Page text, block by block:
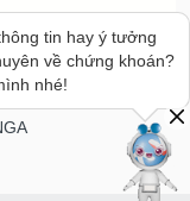
20/07/2023
thông TPHCM
tin hay ý tưởng
về chứng khoán?
nhé!